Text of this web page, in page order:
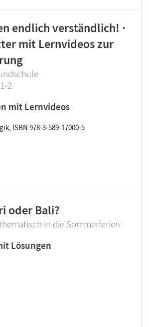
endlich verständlich! ·
mit Lernvideos zur
2
mit Lernvideos
ISBN 978-3-589-17000-5
oder Bali?
in die Sommerferien
Lösungen